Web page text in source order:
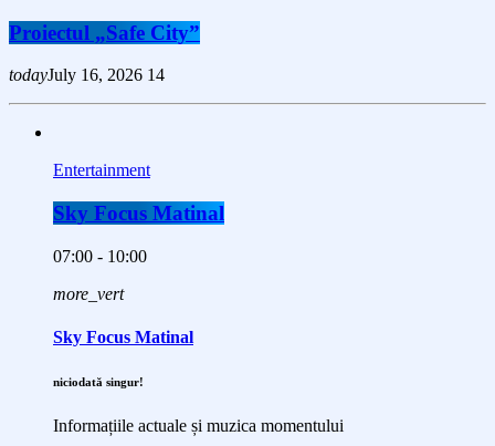
Proiectul „Safe City”
todayJuly 16, 2026 14
Entertainment
Sky Focus Matinal
07:00 - 10:00
more_vert
Sky Focus Matinal
niciodată singur!
Informațiile actuale și muzica momentului